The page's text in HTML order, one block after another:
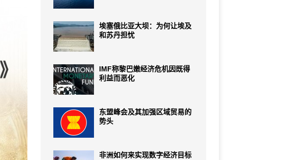
埃塞俄比亚大坝：为何让埃及
和苏丹担忧
IMF称黎巴嫩经济危机因既得
利益而恶化
东盟峰会及其加强区域贸易的
势头
非洲如何来实现数字经济目标